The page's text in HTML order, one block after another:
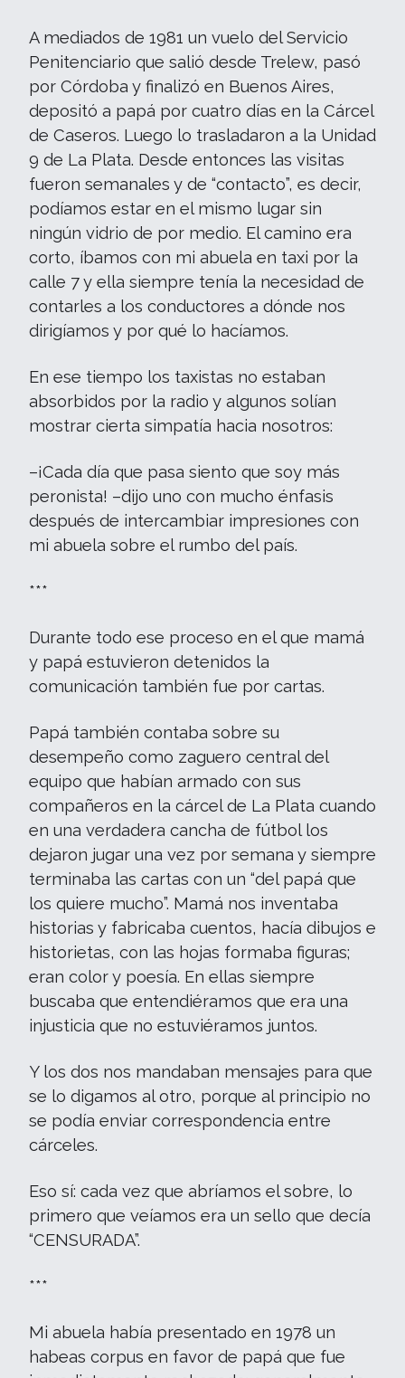
A mediados de 1981 un vuelo del Servicio
Penitenciario que salió desde Trelew, pasó
por Córdoba y finalizó en Buenos Aires,
depositó a papá por cuatro días en la Cárcel
de Caseros. Luego lo trasladaron a la Unidad
9 de La Plata. Desde entonces las visitas
fueron semanales y de “contacto”, es decir,
podíamos estar en el mismo lugar sin
ningún vidrio de por medio. El camino era
corto, íbamos con mi abuela en taxi por la
calle 7 y ella siempre tenía la necesidad de
contarles a los conductores a dónde nos
dirigíamos y por qué lo hacíamos.
En ese tiempo los taxistas no estaban
absorbidos por la radio y algunos solían
mostrar cierta simpatía hacia nosotros:
–¡Cada día que pasa siento que soy más
peronista! –dijo uno con mucho énfasis
después de intercambiar impresiones con
mi abuela sobre el rumbo del país.
***
Durante todo ese proceso en el que mamá
y papá estuvieron detenidos la
comunicación también fue por cartas.
Papá también contaba sobre su
desempeño como zaguero central del
equipo que habían armado con sus
compañeros en la cárcel de La Plata cuando
en una verdadera cancha de fútbol los
dejaron jugar una vez por semana y siempre
terminaba las cartas con un “del papá que
los quiere mucho”. Mamá nos inventaba
historias y fabricaba cuentos, hacía dibujos e
historietas, con las hojas formaba figuras;
eran color y poesía. En ellas siempre
buscaba que entendiéramos que era una
injusticia que no estuviéramos juntos.
Y los dos nos mandaban mensajes para que
se lo digamos al otro, porque al principio no
se podía enviar correspondencia entre
cárceles.
Eso sí: cada vez que abríamos el sobre, lo
primero que veíamos era un sello que decía
“CENSURADA”.
***
Mi abuela había presentado en 1978 un
habeas corpus en favor de papá que fue